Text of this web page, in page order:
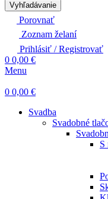
Vyhľadávanie
Porovnať
Zoznam želaní
Prihlásiť / Registrovať
0 0,00 €
Menu
0 0,00 €
Svadba
Svadobné
S